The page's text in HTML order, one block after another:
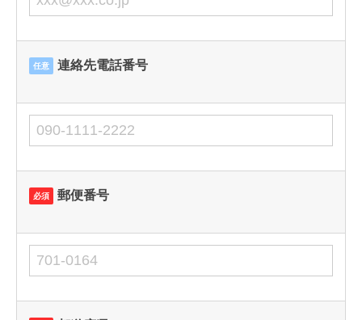
任意 連絡先電話番号
必須 郵便番号